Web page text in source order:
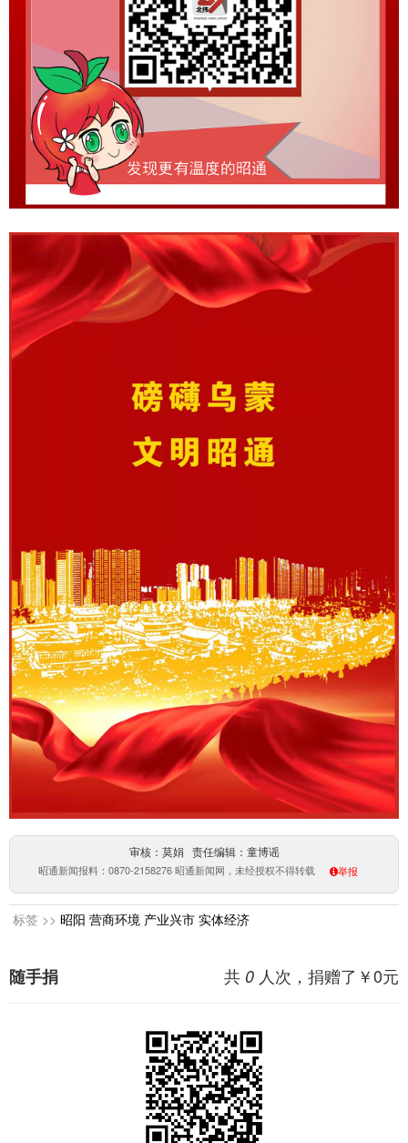
审核：莫娟 责任编辑：童博谣
昭通新闻报料：0870-2158276 昭通新闻网，未经授权不得转载 举报
标签 >> 昭阳 营商环境 产业兴市 实体经济
共 0 人次，捐赠了￥0元
随手捐